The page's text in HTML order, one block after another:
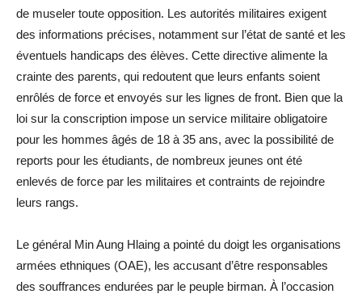
de museler toute opposition. Les autorités militaires exigent
des informations précises, notamment sur l’état de santé et les
éventuels handicaps des élèves. Cette directive alimente la
crainte des parents, qui redoutent que leurs enfants soient
enrôlés de force et envoyés sur les lignes de front. Bien que la
loi sur la conscription impose un service militaire obligatoire
pour les hommes âgés de 18 à 35 ans, avec la possibilité de
reports pour les étudiants, de nombreux jeunes ont été
enlevés de force par les militaires et contraints de rejoindre
leurs rangs.
Le général Min Aung Hlaing a pointé du doigt les organisations
armées ethniques (OAE), les accusant d’être responsables
des souffrances endurées par le peuple birman. À l’occasion